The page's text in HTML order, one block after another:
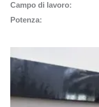
Campo di lavoro:
Potenza: